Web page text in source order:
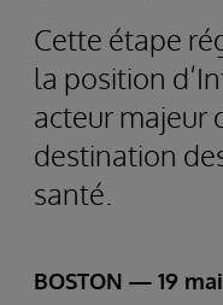
Cette étape
la position
acteur majeur
destination
santé.
BOSTON — 19